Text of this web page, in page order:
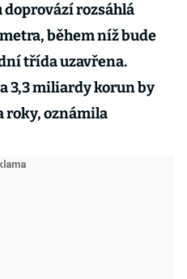
rozsáhlá
během níž bude
třída uzavřena.
3,3 miliardy korun by
roky, oznámila